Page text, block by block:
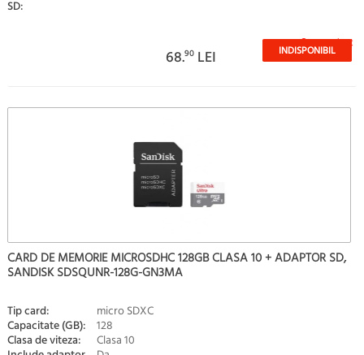
SD:
Stoc epuizat
68.90 LEI INDISPONIBIL
CARD DE MEMORIE MICROSDHC 128GB CLASA 10 + ADAPTOR SD,
SANDISK SDSQUNR-128G-GN3MA
Tip card: micro SDXC
Capacitate (GB): 128
Clasa de viteza: Clasa 10